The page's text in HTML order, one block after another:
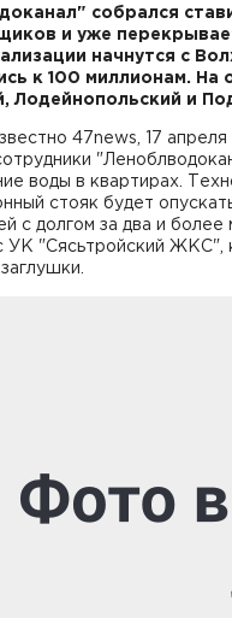
собрался
и уже
начнутся с
к 100 миллионам. На
Лодейнопольский и
47news, 17
воды в квартирах.
стояк будет
с долгом за два и
УК "Сясьтройский ЖКС",